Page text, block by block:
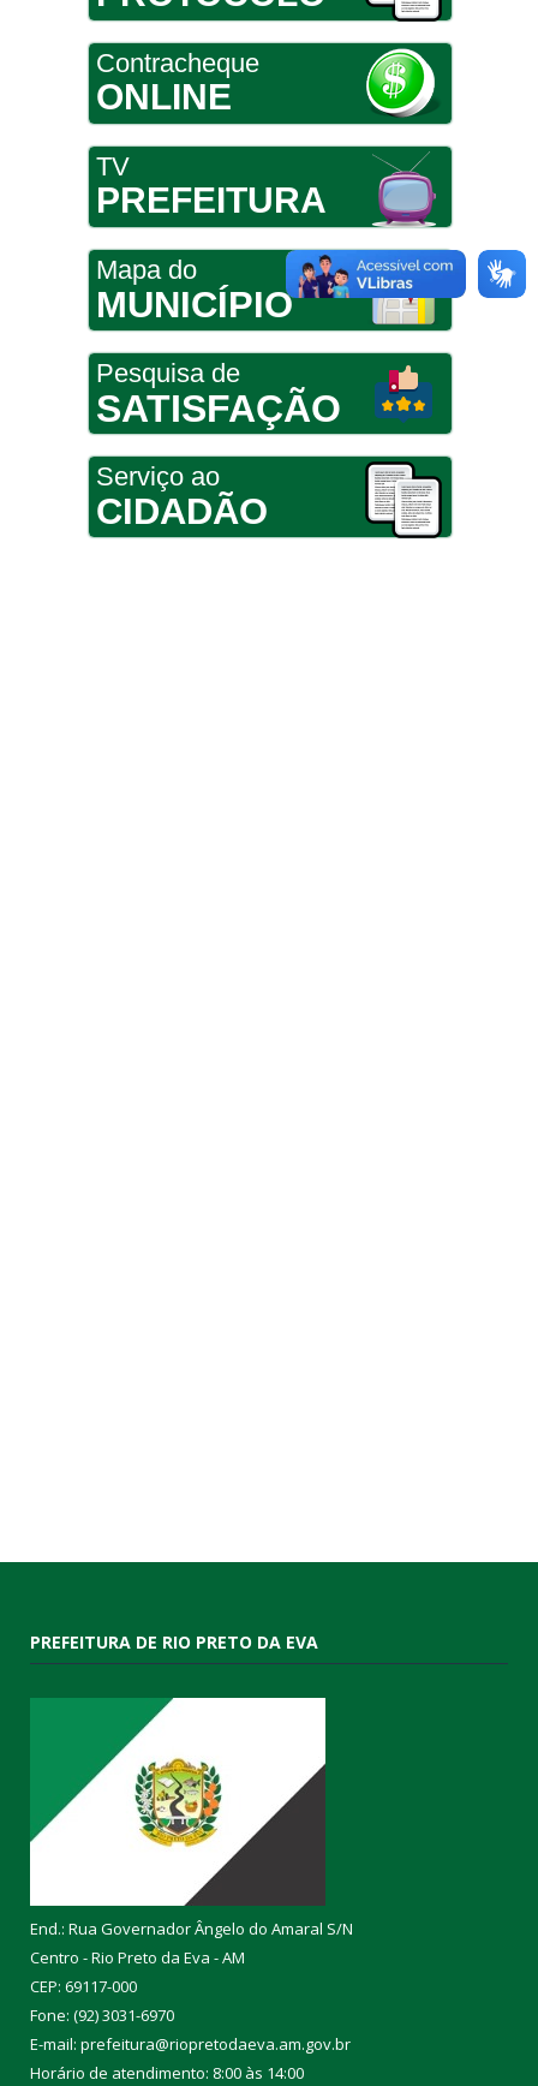
Contracheque
ONLINE
TV
PREFEITURA
Mapa do
MUNICÍPIO
Pesquisa de
SATISFAÇÃO
Serviço ao
CIDADÃO
PREFEITURA DE RIO PRETO DA EVA
End.: Rua Governador Ângelo do Amaral S/N
Centro - Rio Preto da Eva - AM
CEP: 69117-000
Fone: (92) 3031-6970
E-mail: prefeitura@riopretodaeva.am.gov.br
Horário de atendimento: 8:00 às 14:00